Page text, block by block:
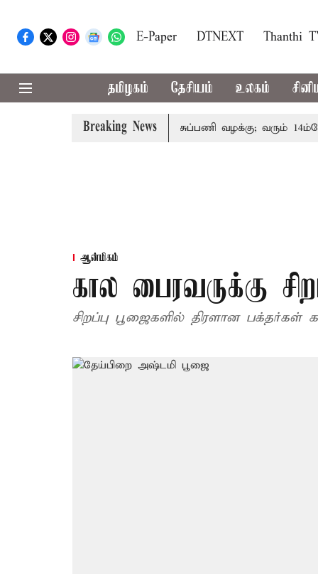
E-Paper DTNEXT Thanthi
தமிழகம் தேசியம் உலகம்
Breaking News
குடும்பத்தினருக்கு அரசுப்பணி வழக்கு; வரும் 14ம்தேதி
ஆன்மிகம்
கால பைரவருக்கு
சிறப்பு பூஜைகளில் திரளான